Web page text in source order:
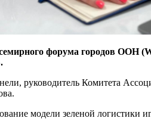
форума городов ООН
руководитель Комитета
модели зеленой логистики